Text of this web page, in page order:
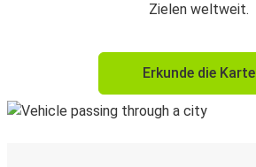
Zielen weltweit.
Erkunde die Karte